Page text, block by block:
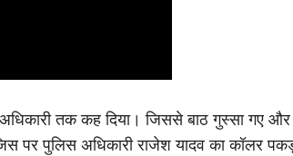
तक कह दिया। जिससे बाठ गुस्सा गए और
पर पुलिस अधिकारी राजेश यादव का कॉलर